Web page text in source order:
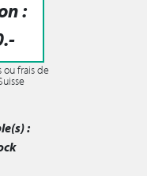
:
.-
ou frais de
: